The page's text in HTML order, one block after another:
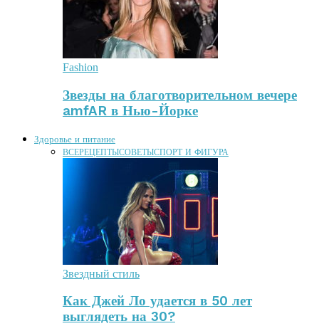
Fashion
Звезды на благотворительном вечере
amfAR в Нью-Йорке
Здоровье и питание
ВСЕРЕЦЕПТЫСОВЕТЫСПОРТ И ФИГУРА
Звездный стиль
Как Джей Ло удается в 50 лет
выглядеть на 30?